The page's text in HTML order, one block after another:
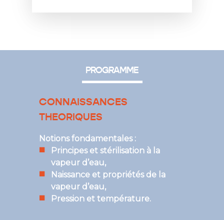
PROGRAMME
CONNAISSANCES
THEORIQUES
Notions fondamentales :
Principes et stérilisation à la
vapeur d’eau,
Naissance et propriétés de la
vapeur d’eau,
Pression et température.